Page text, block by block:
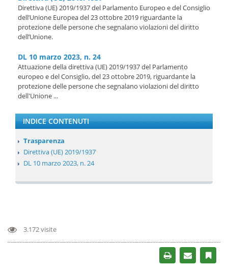
Direttiva (UE) 2019/1937 del Parlamento Europeo e del Consiglio
dell’Unione Europea del 23 ottobre 2019 riguardante la
protezione delle persone che segnalano violazioni del diritto
dell’Unione.
DL 10 marzo 2023, n. 24
Attuazione della direttiva (UE) 2019/1937 del Parlamento
europeo e del Consiglio, del 23 ottobre 2019, riguardante la
protezione delle persone che segnalano violazioni del diritto
dell'Unione ...
INDICE CONTENUTI
Trasparenza
Direttiva (UE) 2019/1937
DL 10 marzo 2023, n. 24
3.172 visite